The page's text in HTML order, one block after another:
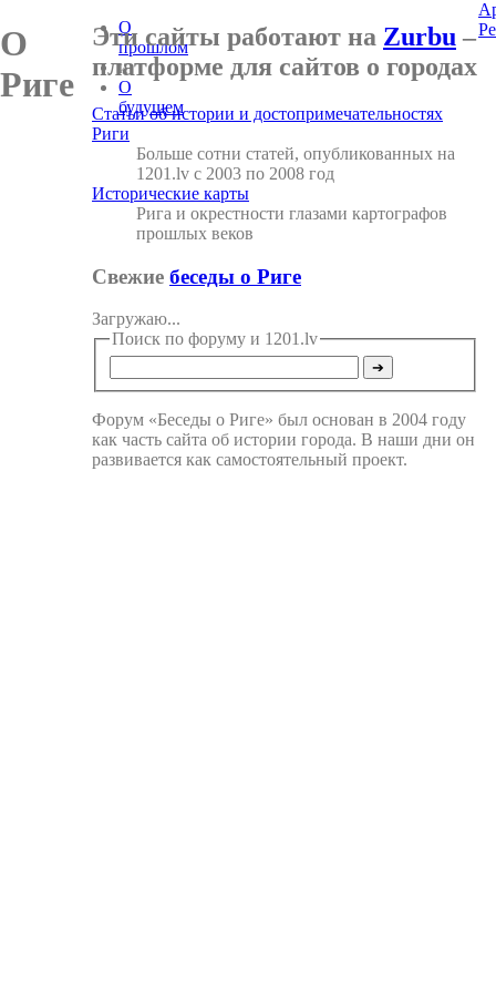
О
Риге
О
прошлом
и
О
будущем
Эти сайты работают на Zurbu –
платформе для сайтов о городах
Статьи об истории и достопримечательностях
Риги
Больше сотни статей, опубликованных на
1201.lv с 2003 по 2008 год
Исторические карты
Рига и окрестности глазами картографов
прошлых веков
Свежие беседы о Риге
Загружаю...
Поиск по форуму и 1201.lv
Форум «Беседы о Риге» был основан в 2004 году
как часть сайта об истории города. В наши дни он
развивается как самостоятельный проект.